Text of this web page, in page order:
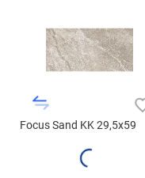
Focus Sand KK 29,5x59